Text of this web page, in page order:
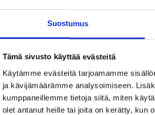
Suostumus
Tämä sivusto käyttää evästeitä
Käytämme evästeitä tarjoamamme
ja kävijämäärämme analysoimiseen.
kumppaneillemme tietoja siitä, miten
olet antanut heille tai joita on kerätty, kun
EFL Championship
12 tai 13 syyskuuta
St. Mary's
Lisää suosikiksi